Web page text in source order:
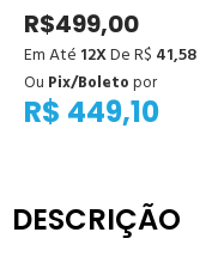
R$499,00
Em Até 12XDe R$ 41,58
R$ 449,10
Ou Pix/Boletopor
DESCRIÇÃO